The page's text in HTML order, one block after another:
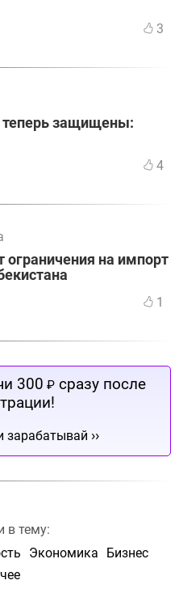
3
защищены:
4
ограничения на импорт
1
300 ₽ сразу после
зарабатывай ››
в тему:
Экономика
Бизнес